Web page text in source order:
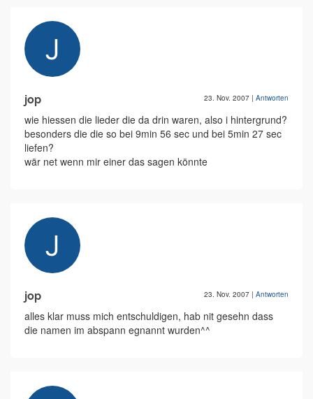
jop 23. Nov. 2007 | Antworten
wie hiessen die lieder die da drin waren, also i hintergrund?
besonders die die so bei 9min 56 sec und bei 5min 27 sec
liefen?
wär net wenn mir einer das sagen könnte
jop 23. Nov. 2007 | Antworten
alles klar muss mich entschuldigen, hab nit gesehn dass
die namen im abspann egnannt wurden^^